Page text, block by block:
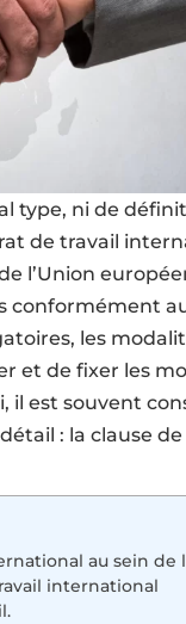
type, ni de
de travail
l’Union
conformément
les
et de fixer les
il est souvent
: la clause
au sein de
international